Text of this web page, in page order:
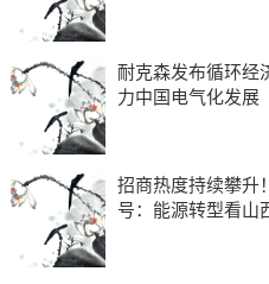
耐克森发布循环经
力中国电气化发展
招商热度持续攀升
号：能源转型看山